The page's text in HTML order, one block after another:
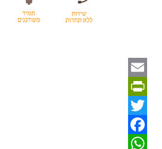
Email
PrintFriendly
Twitter
Facebook